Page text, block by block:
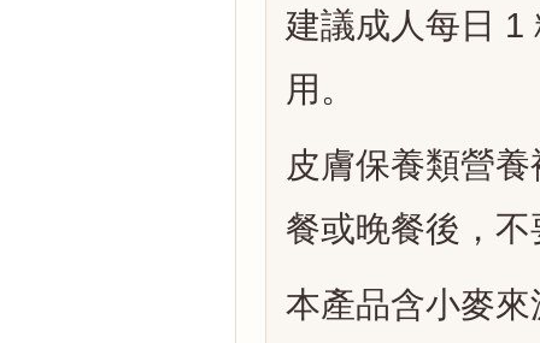
建議成人每日 1
用。
皮膚保養類營
餐或晚餐後，
本產品含小麥